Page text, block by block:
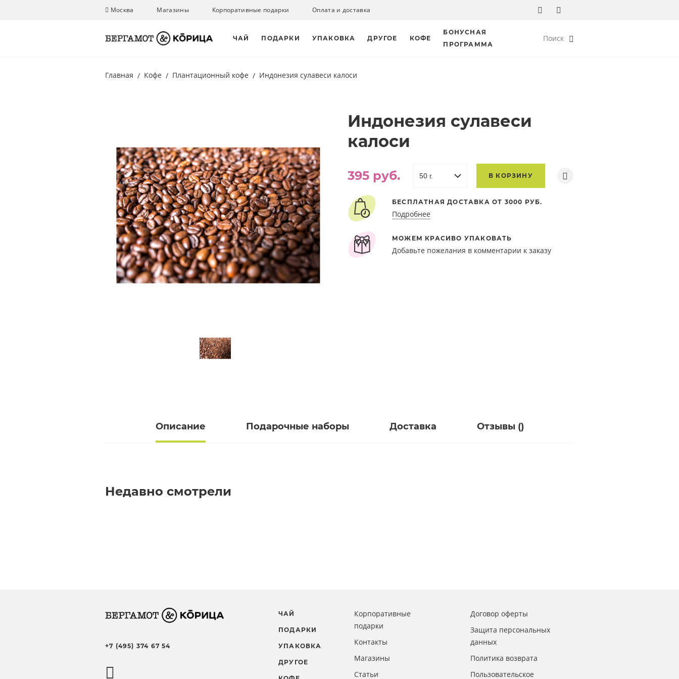
Москва Магазины Корпоративные подарки Оплата и доставка
ЧАЙ ПОДАРКИ УПАКОВКА ДРУГОЕ КОФЕ
БОНУСНАЯ
ПРОГРАММА
Поиск
Главная Кофе Плантационный кофе Индонезия сулавеси калоси
Индонезия сулавеси
калоси
395 руб. В КОРЗИНУ
БЕСПЛАТНАЯ ДОСТАВКА ОТ 3000 РУБ.
Подробнее
МОЖЕМ КРАСИВО УПАКОВАТЬ
Добавьте пожелания в комментарии к заказу
Описание Подарочные наборы Доставка Отзывы ()
Недавно смотрели
+7 (495) 374 67 54
ЧАЙ
ПОДАРКИ
УПАКОВКА
ДРУГОЕ
Корпоративные
подарки
Контакты
Магазины
Статьи
Договор оферты
Защита персональных
данных
Политика возврата
Пользовательское